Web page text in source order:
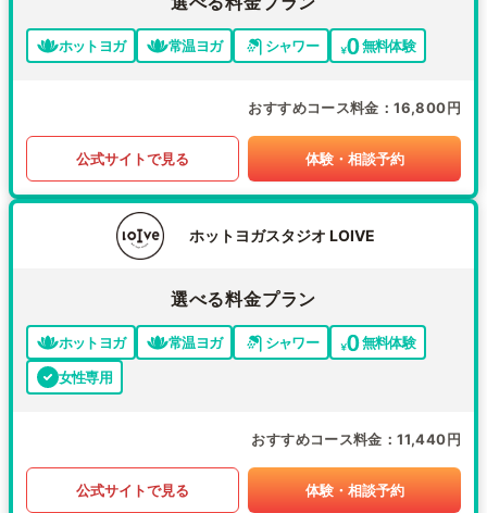
ホットヨガ 常温ヨガ シャワー 無料体験
おすすめコース料金 16,800円
公式サイトで見る 体験・相談予約
ホットヨガスタジオ LOIVE
選べる料金プラン
ホットヨガ 常温ヨガ シャワー
無料体験
女性専用
おすすめコース料金 11,440円
公式サイトで見る 体験・相談予約